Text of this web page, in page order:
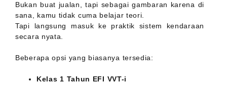
Bukan buat jualan, tapi sebagai gambaran karena di
sana, kamu tidak cuma belajar teori.
Tapi langsung masuk ke praktik sistem kendaraan
secara nyata.
Beberapa opsi yang biasanya tersedia:
Kelas 1 Tahun EFI VVT-i